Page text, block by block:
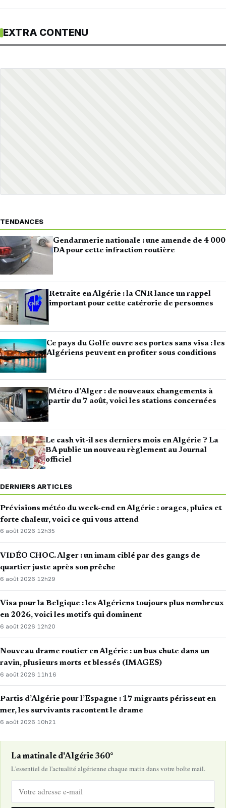
EXTRA CONTENU
TENDANCES
Gendarmerie nationale : une amende de 4 000
DA pour cette infraction routière
Retraite en Algérie : la CNR lance un rappel
important pour cette catérorie de personnes
Ce pays du Golfe ouvre ses portes sans visa : les
Algériens peuvent en profiter sous conditions
Métro d’Alger : de nouveaux changements à
partir du 7 août, voici les stations concernées
Le cash vit-il ses derniers mois en Algérie ? La
BA publie un nouveau règlement au Journal
officiel
DERNIERS ARTICLES
Prévisions météo du week-end en Algérie : orages, pluies et
forte chaleur, voici ce qui vous attend
6 août 2026·12h35
VIDÉO CHOC. Alger : un imam ciblé par des gangs de
quartier juste après son prêche
6 août 2026· 12h29
Visa pour la Belgique : les Algériens toujours plus nombreux
en 2026, voici les motifs qui dominent
6 août 2026·12h20
Nouveau drame routier en Algérie : un bus chute dans un
ravin, plusieurs morts et blessés (IMAGES)
6 août 2026· 11h16
Partis d’Algérie pour l’Espagne : 17 migrants périssent en
mer, les survivants racontent le drame
6 août 2026·10h21
La matinale d'Algérie 360°
L'essentiel de l'actualité algérienne chaque matin dans votre boîte mail.